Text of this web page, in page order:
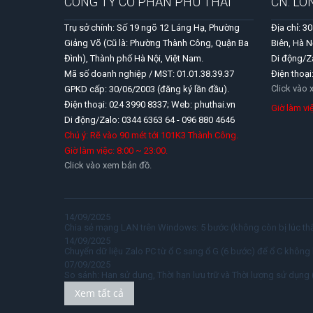
Trụ sở chính: Số 19 ngõ 12 Láng Hạ, Phường
Giảng Võ (Cũ là: Phường Thành Công, Quận Ba
Đình), Thành phố Hà Nội, Việt Nam.
Mã số doanh nghiệp / MST: 01.01.38.39.37
GPKD cấp: 30/06/2003 (đăng ký lần đầu).
Điện thoại: 024 3990 8337; Web: phuthai.vn
Di động/Zalo: 0344 6363 64 - 096 880 4646
Chú ý: Rẽ vào 90 mét tới 101K3 Thành Công.
Giờ làm việc: 8:00 ~ 23:00.
Click vào xem bản đồ.
Địa chỉ:
Biên, Hà
Di động/
Điện
Click vào
Giờ làm
14/09/2025
Chia sẻ mạng LAN trên Windows: 5 bước (không còn bị lúc
14/09/2025
Chuyển dữ liệu Zalo PC từ ổ C sang ổ G (6 bước) để ổ C không
07/09/2025
So sánh: Hạn sử dụng, Thời hạn lưu trữ và Thời lượng sử dụng
Xem tất cả